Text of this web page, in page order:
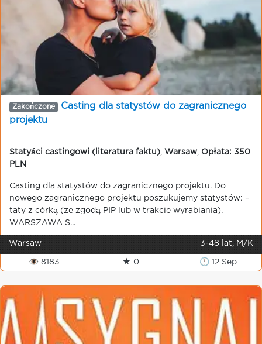
Zakończone
Casting dla statystów do zagranicznego
projektu
Statyści castingowi (literatura faktu) Warsaw
Opłata: 350
PLN
Casting dla statystów do zagranicznego projektu. Do
nowego zagranicznego projektu poszukujemy statystów: –
taty z córką (ze zgodą PIP lub w trakcie wyrabiania).
WARSZAWA S...
Warsaw 3-48 lat, M/K
👁 8183 ★ 0 🕒 12 Sep